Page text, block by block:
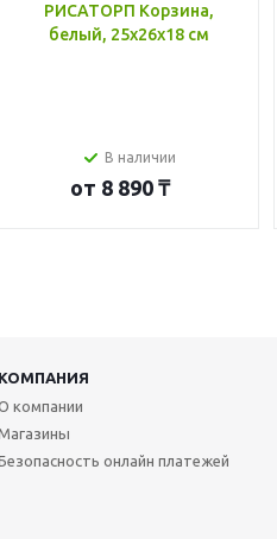
РИСАТОРП Корзина,
белый, 25x26x18 см
В наличии
от 8 890 ₸
КОМПАНИЯ
компании
онлайн платежей